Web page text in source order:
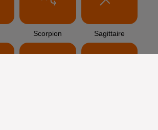
Scorpion Sagittaire